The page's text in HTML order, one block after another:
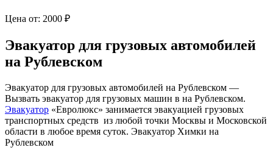
Цена от: 2000 ₽
Эвакуатор для грузовых автомобилей
на Рублевском
Эвакуатор для грузовых автомобилей на Рублевском —
Вызвать эвакуатор для грузовых машин в на Рублевском.
Эвакуатор «Евролюкс» занимается эвакуацией грузовых
транспортных средств из любой точки Москвы и Московской
области в любое время суток. Эвакуатор Химки на
Рублевском